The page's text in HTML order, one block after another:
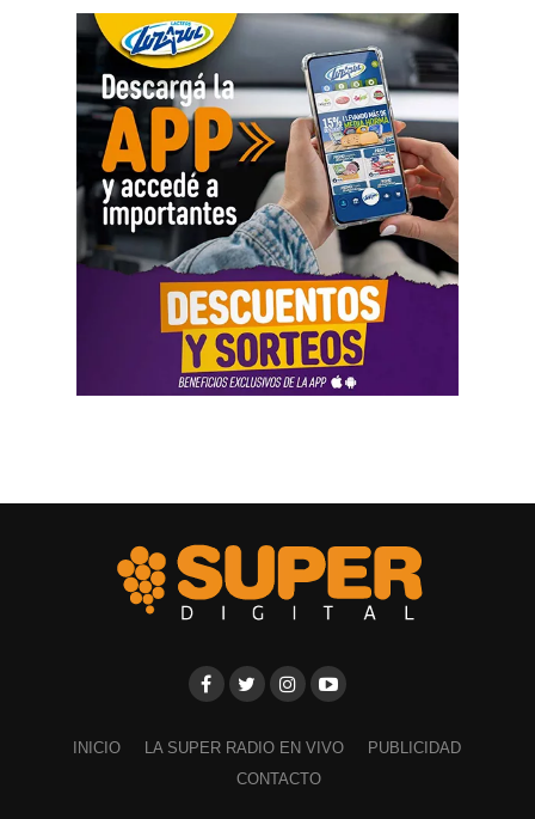
asimétrica sobre las mujeres, provoca una crisis sobre los
cuidados y desorganiza los hogares».
Al abordar la persecución política a sindicalistas y
sindicatos, Biró sostuvo que «el Estado me ha iniciado
una persecución mediática, gremial, jurídica y personal
por ser el secretario general de la Asociación de Pilotos.
Se trata de una campaña abierta y pública de difamación
llevada adelante por funcionarios del gobierno, utilizando
la aplicación Mi Argentina o las carteleras de las
estaciones terminales. Usaron todos los recursos del
Estado. Me imputaron delitos penales, me hicieron saber
que perseguían a mi familia, a mi mujer y a mis hijas, y
tuve que presentar un habeas corpus preventivo».
sindicales como las que hicieron a los compañeros de La
Aeronáutico o las acciones judiciales contra 170
trabajadores del subte».
los comisionados de la CIDH hicieron algunos
cuestionamientos y solicitaron explicaciones a los
laboral. Y, ante esas preocupaciones, Cremonte precisó
INICIO LA SUPER RADIO EN VIVO
PUBLICIDAD
CONTACTO